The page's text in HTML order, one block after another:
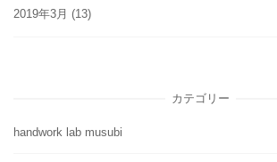
2019年3月 (13)
カテゴリー
handwork lab musubi